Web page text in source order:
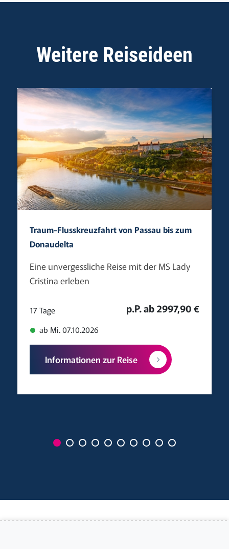
Weitere Reiseideen
Traum-Flusskreuzfahrt von Passau bis zum
Donaudelta
Eine unvergessliche Reise mit der MS Lady
Cristina erleben
17 Tage
ab Mi. 07.10.2026
p.P. ab 2997,90 €
Informationen zur Reise